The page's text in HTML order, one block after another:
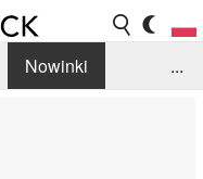
Nowinki
...